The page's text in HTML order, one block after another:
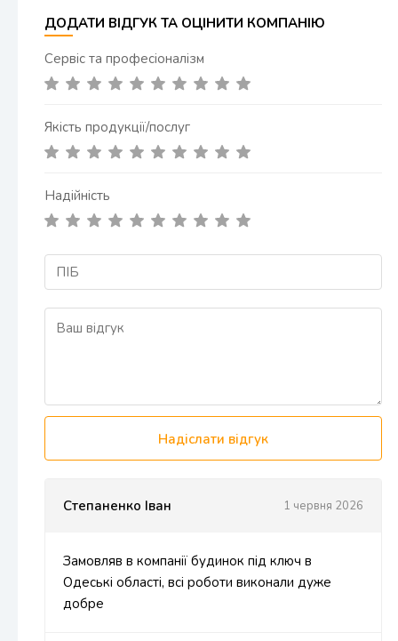
ДОДАТИ ВІДГУК ТА ОЦІНИТИ КОМПАНІЮ
Сервіс та професіоналізм
Якість продукції/послуг
Надійність
Надіслати відгук
Степаненко Іван 1 червня 2026
Замовляв в компанії будинок під ключ в
Одеські області, всі роботи виконали дуже
добре